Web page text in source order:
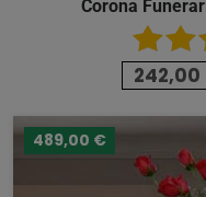
Corona
242,00
489,00 €